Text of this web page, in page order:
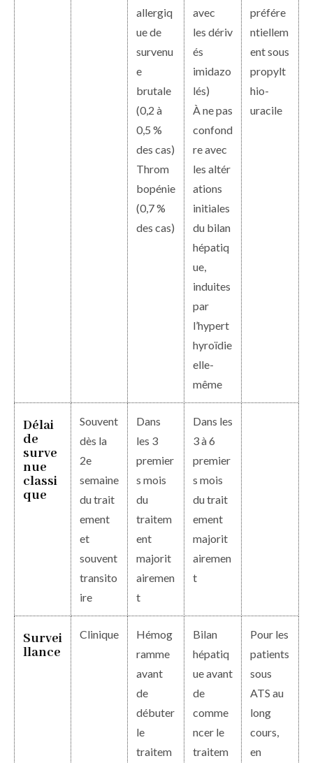
allergiq
ue de
survenu
e
brutale
(0,2 à
0,5 %
des cas)
Throm
bopénie
(0,7 %
des cas)
avec
les dériv
és
imidazo
lés)
À ne pas
confond
re avec
les altér
ations
initiales
du bilan
hépatiq
ue,
induites
par
l’hypert
hyroïdie
elle-
même
préfére
ntiellem
ent sous
propylt
hio-
uracile
Délai
de
surve
nue
classi
que
Souvent
dès la
2e
semaine
du trait
ement
et
souvent
transito
ire
Dans
les 3
premier
s mois
du
traitem
ent
majorit
airemen
t
Dans les
3 à 6
premier
s mois
du trait
ement
majorit
airemen
t
Survei
llance
Clinique
Hémog
ramme
avant
de
débuter
le
traitem
Bilan
hépatiq
ue avant
de
comme
ncer le
traitem
Pour les
patients
sous
ATS au
long
cours,
en